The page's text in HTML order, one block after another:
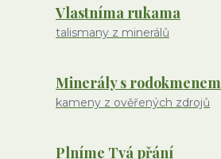
Vlastníma rukama
talismany z minerálů
Minerály s rodokmenem
kameny z ověřených zdrojů
Plníme Tvá přání